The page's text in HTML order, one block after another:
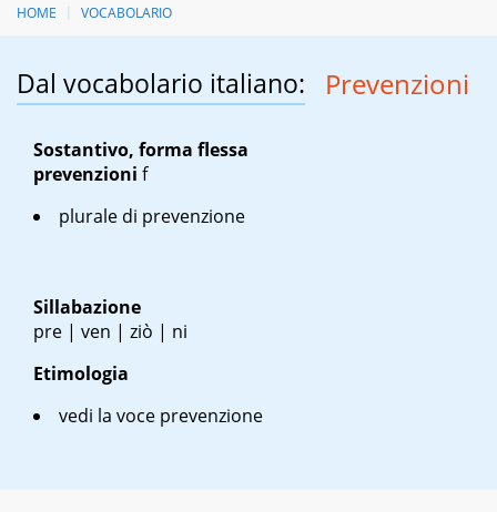
HOME VOCABOLARIO
Dal vocabolario italiano: Prevenzioni
Sostantivo, forma flessa
prevenzioni f
plurale di prevenzione
Sillabazione
pre | ven | ziò | ni
Etimologia
vedi la voce prevenzione